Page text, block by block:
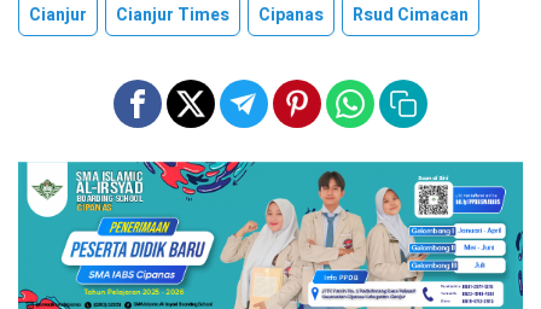
Cianjur Cianjur Times Cipanas Rsud Cimacan